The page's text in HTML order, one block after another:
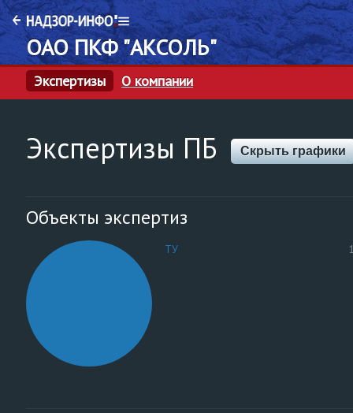
ОАО ПКФ "АКСОЛЬ"
Экспертизы О компании
Экспертизы ПБ Скрыть графики
Объекты экспертиз
ТУ